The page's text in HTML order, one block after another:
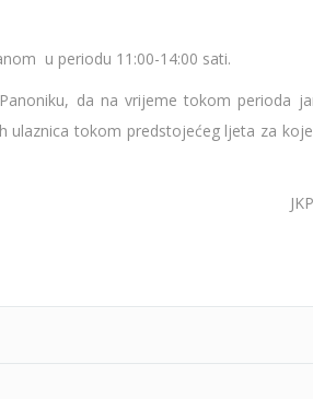
u periodu 11:00-14:00 sati.
da na vrijeme tokom perioda
ulaznica tokom predstojećeg ljeta za